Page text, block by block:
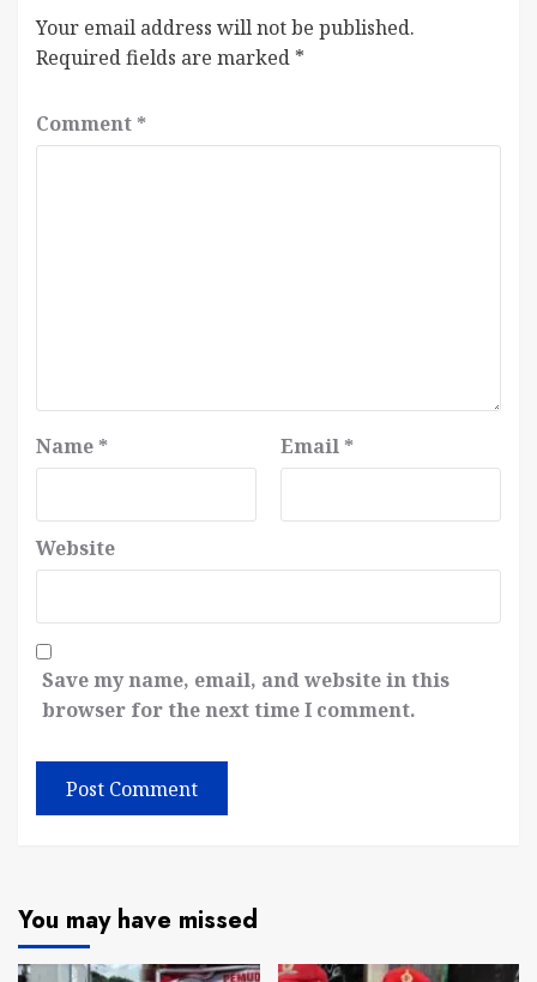
Your email address will not be published.
Required fields are marked *
Comment *
Name * Email *
Website
Save my name, email, and website in this
browser for the next time I comment.
You may have missed